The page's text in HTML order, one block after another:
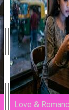
Love &